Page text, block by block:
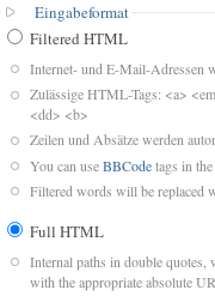
Eingabeformat
Filtered HTML
Internet- und E-Mail-Adressen
Zulässige HTML-Tags: <a>
<dd> <b>
Zeilen und Absätze werden
You can useBBCodetags in
Filtered words will be replaced
Full HTML
Internal paths in double quotes,
with the appropriate absolute